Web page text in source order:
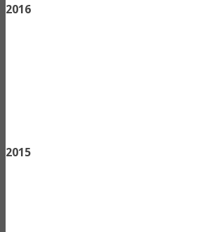
2016
2015